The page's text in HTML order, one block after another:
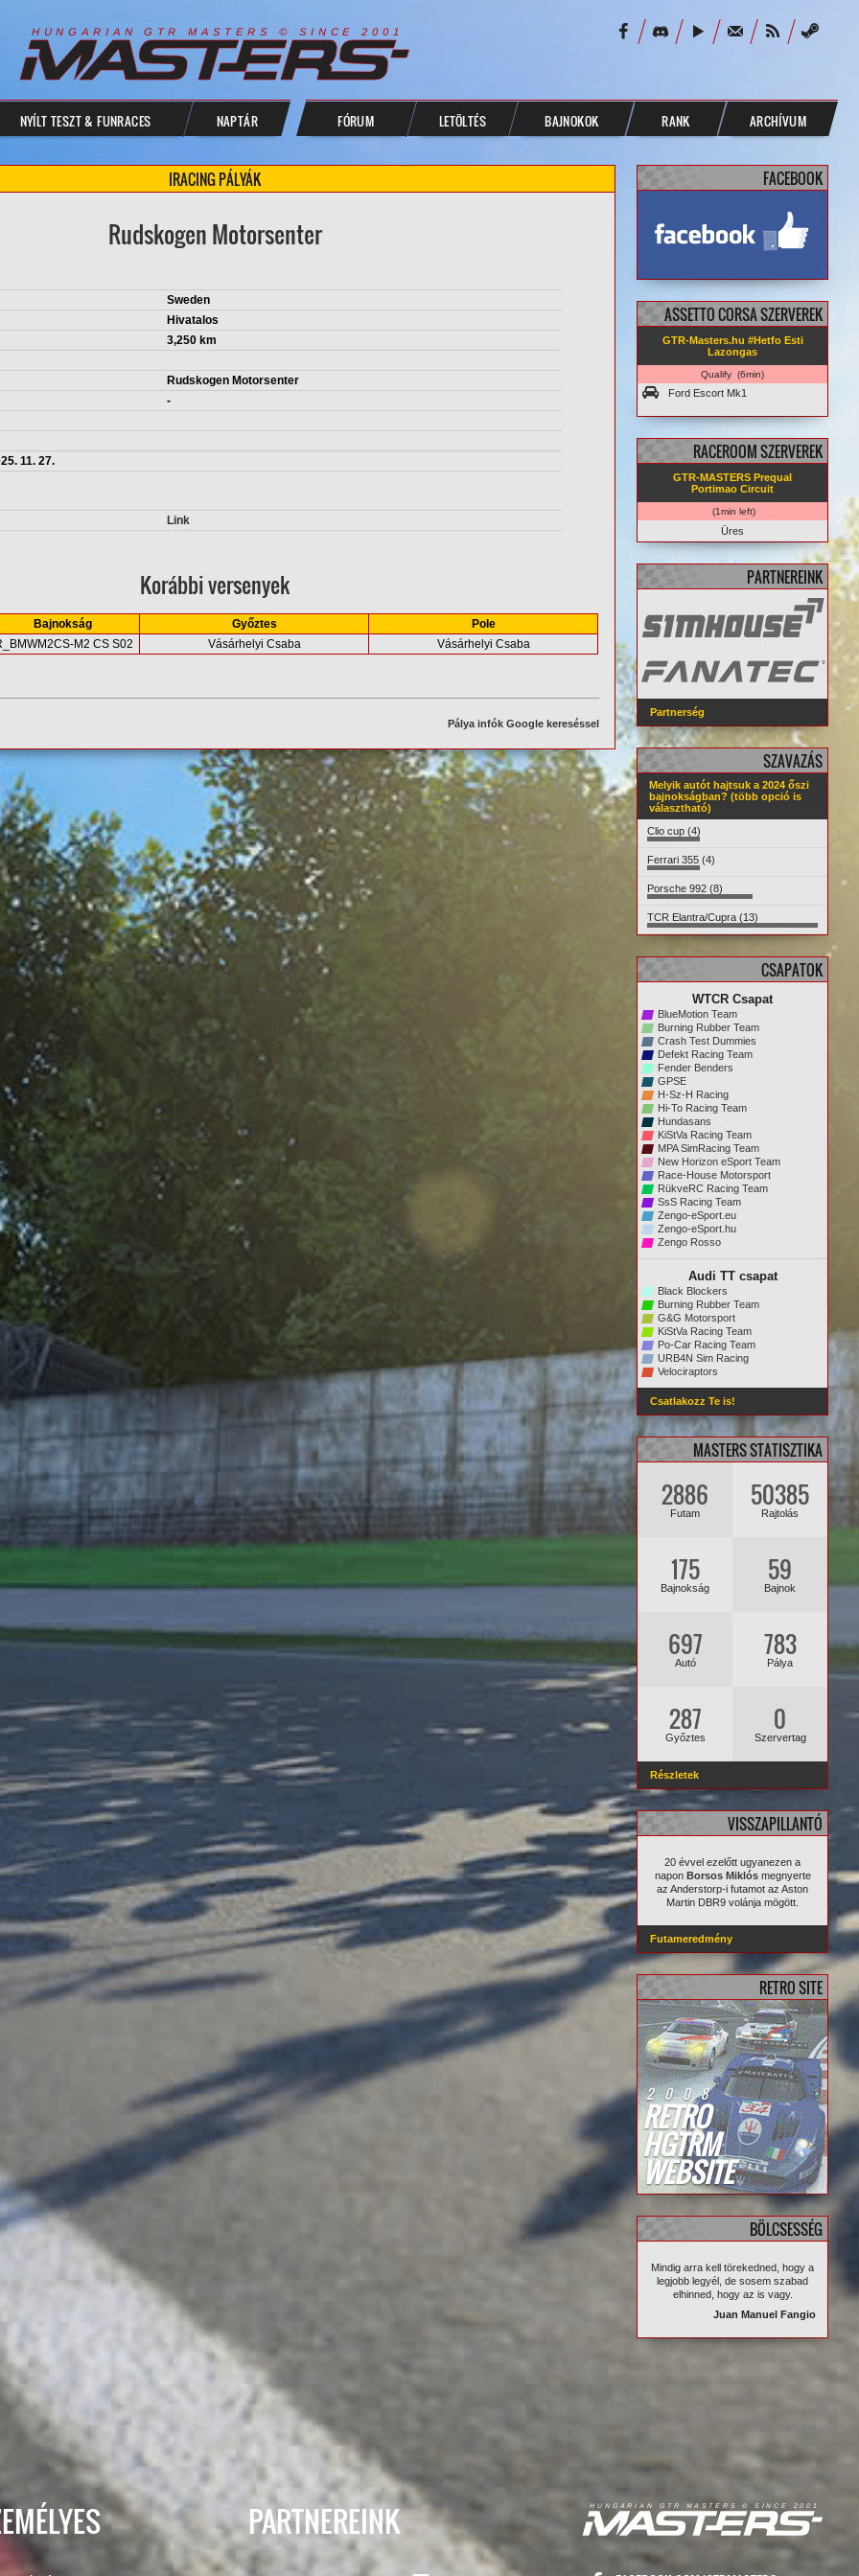
H U N G A R I A N G T R M A S T E R S © S I N C E 2 0 0 1
NYÍLT TESZT & FUNRACES NAPTÁR FÓRUM LETÖLTÉS BAJNOKOK RANK ARCHÍVUM
IRACING PÁLYÁK
Rudskogen Motorsenter
Sweden
Hivatalos
3,250 km
Rudskogen Motorsenter
-
11. 27.
Link
Korábbi versenyek
Bajnokság Győztes
Pole
M2 CS S02 Vásárhelyi Csaba Vásárhelyi Csaba
Pálya infók Google kereséssel
FACEBOOK
ASSETTO CORSA SZERVEREK
GTR-Masters.hu #Hetfo Esti
Lazongas
Qualify (6min)
Ford Escort Mk1
RACEROOM SZERVEREK
GTR-MASTERS Prequal
Portimao Circuit
(1min left)
Üres
PARTNEREINK
Partnerség
SZAVAZÁS
Melyik autót hajtsuk a 2024 őszi
bajnokságban? (több opció is
választható)
Clio cup (4)
Ferrari 355 (4)
Porsche 992 (8)
TCR Elantra/Cupra (13)
CSAPATOK
WTCR Csapat
BlueMotion Team
Burning Rubber Team
Crash Test Dummies
Defekt Racing Team
Fender Benders
GPSE
H-Sz-H Racing
Hi-To Racing Team
Hundasans
KiStVa Racing Team
MPA SimRacing Team
New Horizon eSport Team
Race-House Motorsport
RükveRC Racing Team
SsS Racing Team
Zengo-eSport.eu
Zengo-eSport.hu
Zengo Rosso
Audi TT csapat
Black Blockers
Burning Rubber Team
G&G Motorsport
KiStVa Racing Team
Po-Car Racing Team
URB4N Sim Racing
Velociraptors
Csatlakozz Te is!
MASTERS STATISZTIKA
2886
Futam
50385
Rajtolás
175
Bajnokság
59
Bajnok
697
Autó
783
Pálya
287
Győztes
0
Szervertag
Részletek
VISSZAPILLANTÓ
20 évvel ezelőtt ugyanezen a
napon Borsos Miklósmegnyerte
az Anderstorp-i futamot az Aston
Martin DBR9 volánja mögött.
Futameredmény
RETRO SITE
2008
RETRO
HGTRM
WEBSITE
BÖLCSESSÉG
Mindig arra kell törekedned, hogy a
legjobb legyél, de sosem szabad
elhinned, hogy az is vagy.
Juan Manuel Fangio
PARTNEREINK H U N G A R I A N G T R M A S T E R S © S I N C E 2 0 0 1